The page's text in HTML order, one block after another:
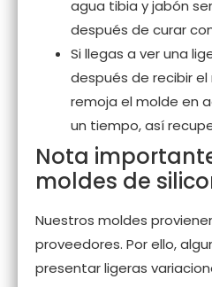
agua tibia y jabón
después de curar
Si llegas a ver una
después de recibir
remoja el molde en
un tiempo, así
Nota
moldes de
Nuestros moldes
proveedores. Por ello,
presentar ligeras